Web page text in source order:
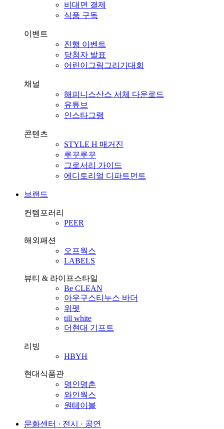
비대면 결제
식품 구독
이벤트
진행 이벤트
당첨자 발표
어린이그림그리기대회
채널
해피니스산스 서체 다운로드
유튜브
인스타그램
콘텐츠
STYLE H 매거진
루꾸루꾸
그로서리 가이드
에디토리얼 디파트먼트
브랜드
컨템포러리
PEER
해외패션
오프웍스
LABELS
뷰티 & 라이프스타일
Be CLEAN
아우구스티누스 바더
위펫
till white
더현대 기프트
리빙
HBYH
현대식품관
명인명촌
와인웍스
원테이블
문화센터 · 전시 · 공연